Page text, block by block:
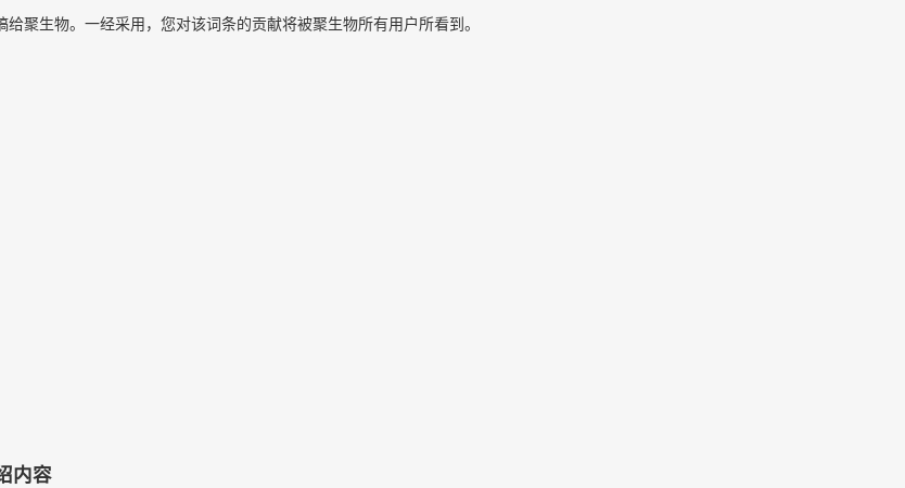
聚生物。一经采用，您对该词条的贡献将被聚生物所有用户所看到。
内容